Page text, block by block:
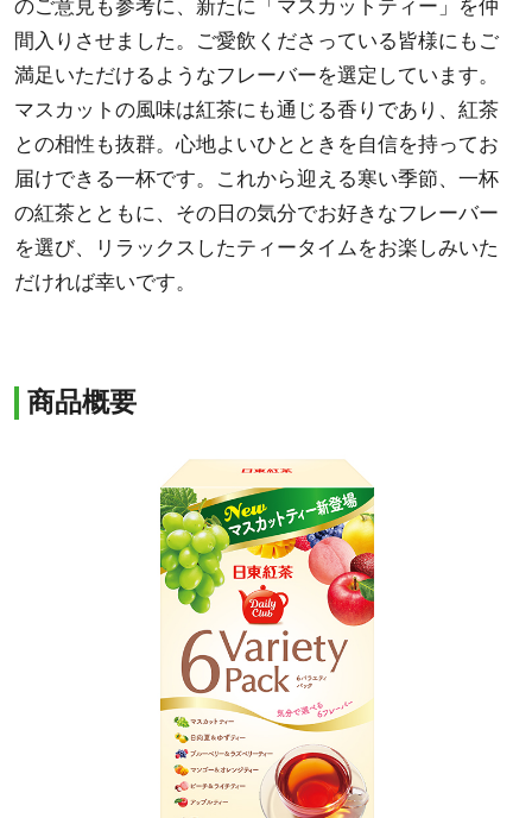
のご意見も参考に、新たに「マスカットティー」を仲
間入りさせました。ご愛飲くださっている皆様にもご
満足いただけるようなフレーバーを選定しています。
マスカットの風味は紅茶にも通じる香りであり、紅茶
との相性も抜群。心地よいひとときを自信を持ってお
届けできる一杯です。これから迎える寒い季節、一杯
の紅茶とともに、その日の気分でお好きなフレーバー
を選び、リラックスしたティータイムをお楽しみいた
だければ幸いです。
商品概要